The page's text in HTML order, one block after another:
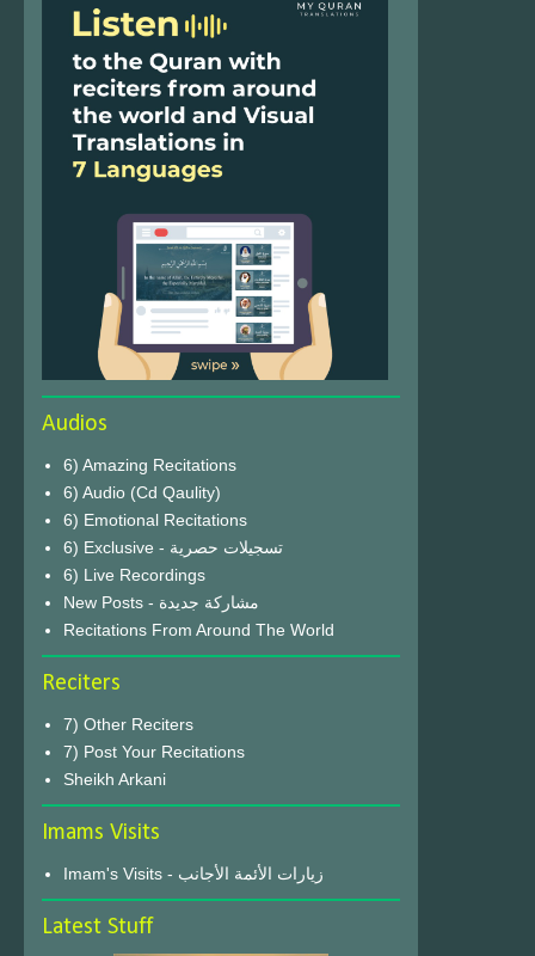
Audios
6) Amazing Recitations
6) Audio (Cd Qaulity)
6) Emotional Recitations
6) Exclusive - تسجيلات حصرية
6) Live Recordings
New Posts - مشاركة جديدة
Recitations From Around The World
Reciters
7) Other Reciters
7) Post Your Recitations
Sheikh Arkani
Imams Visits
Imam's Visits - زيارات الأئمة الأجانب
Latest Stuff